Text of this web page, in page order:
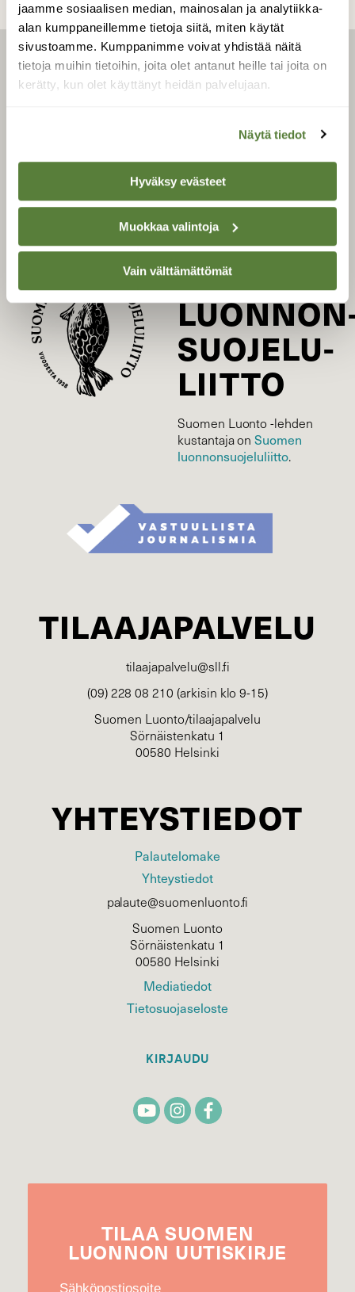
jaamme sosiaalisen median, mainosalan ja analytiikka-
alan kumppaneillemme tietoja siitä, miten käytät
sivustoamme. Kumppanimme voivat yhdistää näitä
tietoja muihin tietoihin, joita olet antanut heille tai joita on
kerätty, kun olet käyttänyt heidän palvelujaan.
Näytä tiedot
Hyväksy evästeet
Muokkaa valintoja
Vain välttämättömät
LEHTI
Tilaa Suomen Luonto
Tilaa digilukuoikeus
Äänestä parasta juttua
Tilaa uutiskirje
SUOMEN
SUOJELU­
LIITTO
Suomen Luonto -lehden
kustantaja onSuomen
luonnonsuojelu­liitto.
TILAAJAPALVELU
tilaajapalvelu@sll.fi
(09) 228 08 210 (arkisin klo 9-15)
Suomen Luonto/tilaajapalvelu
Sörnäistenkatu 1
00580 Helsinki
YHTEYSTIEDOT
Palautelomake
Yhteystiedot
palaute@suomenluonto.fi
Suomen Luonto
Sörnäistenkatu 1
00580 Helsinki
Mediatiedot
Tietosuojaseloste
KIRJAUDU
TILAA SUOMEN
LUONNON UUTIS­KIRJE
Sähköpostiosoite